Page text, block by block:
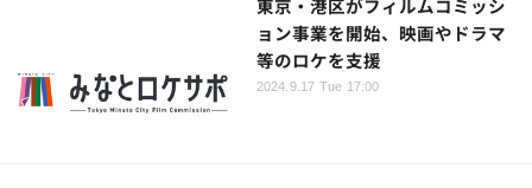
東京・港区がフィルムコミッシ
ョン事業を開始、映画やドラマ
等のロケを支援
2024.9.17 Tue 17:00